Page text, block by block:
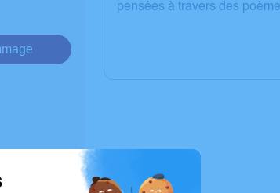
pensées à travers des